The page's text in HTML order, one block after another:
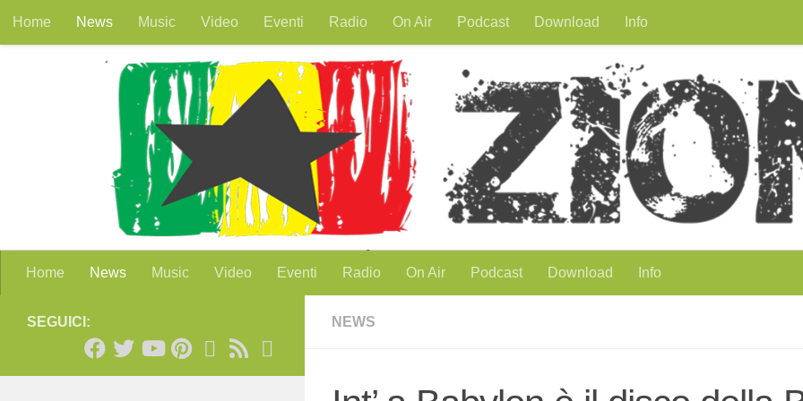
Salta al contenuto
Home News Music Video Eventi Radio On Air Podcast Download Info
Home News Music Video Eventi Radio On Air Podcast Download Info
NEWS
SEGUICI: